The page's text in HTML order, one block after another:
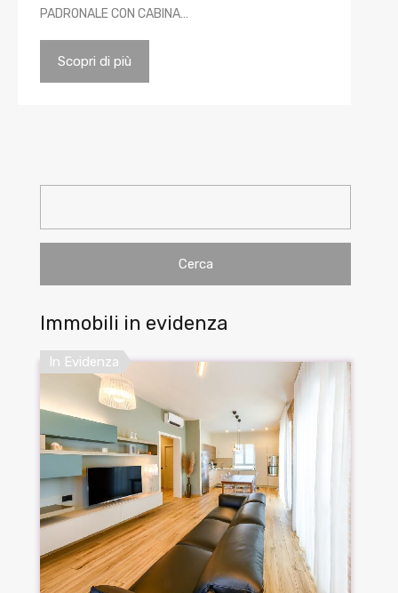
PADRONALE CON CABINA…
Scopri di più
Immobili in evidenza
In Evidenza